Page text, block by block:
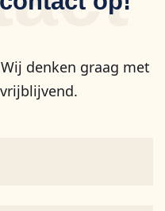
denken graag met